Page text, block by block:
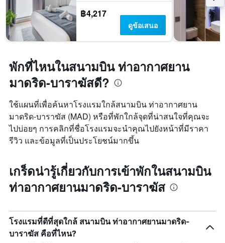
฿4,217
ดูข้อเสนอ
พักที่ไหนในสนามบิน ท่าอากาศยาน
มาดริด-บาราฆัสดี?
ใช้แผนที่เพื่อค้นหาโรงแรมใกล้สนามบิน ท่าอากาศยาน
มาดริด-บาราฆัส (MAD) หรือที่พักใกล้จุดที่น่าสนใจที่คุณจะ
ไปบ่อยๆ การคลิกที่ชื่อโรงแรมจะนำคุณไปยังหน้าที่มีราคา
รีวิว และข้อมูลที่เป็นประโยชน์มากขึ้น
เกร็ดน่ารู้เกี่ยวกับการเข้าพักในสนามบิน
ท่าอากาศยานมาดริด-บาราฆัส
โรงแรมที่ดีที่สุดใกล้ สนามบิน ท่าอากาศยานมาดริด-
บาราฆัส คือที่ไหน?